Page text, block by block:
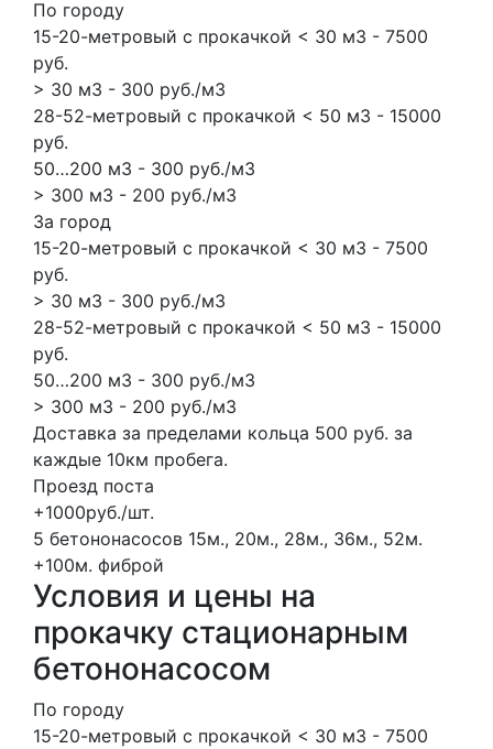
По городу
15-20-метровый с прокачкой < 30 м3 - 7500
руб.
> 30 м3 - 300 руб./м3
28-52-метровый с прокачкой < 50 м3 - 15000
руб.
50…200 м3 - 300 руб./м3
> 300 м3 - 200 руб./м3
За город
15-20-метровый с прокачкой < 30 м3 - 7500
руб.
> 30 м3 - 300 руб./м3
28-52-метровый с прокачкой < 50 м3 - 15000
руб.
50…200 м3 - 300 руб./м3
> 300 м3 - 200 руб./м3
Доставка за пределами кольца 500 руб. за
каждые 10км пробега.
Проезд поста
+1000руб./шт.
5 бетононасосов 15м., 20м., 28м., 36м., 52м.
+100м. фиброй
Условия и цены на
прокачку стационарным
бетононасосом
По городу
15-20-метровый с прокачкой < 30 м3 - 7500